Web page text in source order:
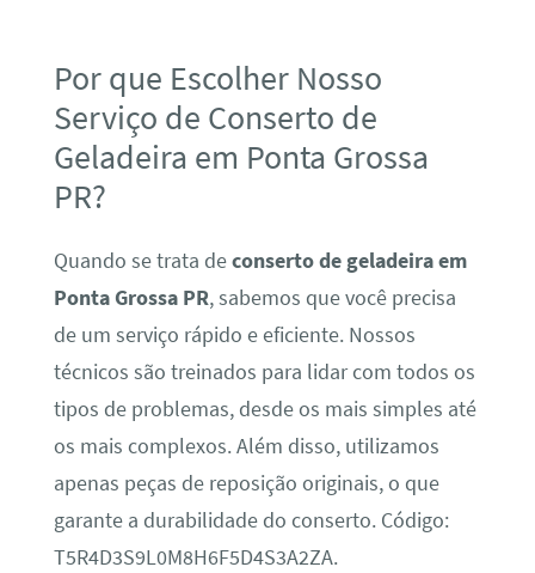
Por que Escolher Nosso
Serviço de Conserto de
Geladeira em Ponta Grossa
PR?
Quando se trata deconserto de geladeira em
Ponta Grossa PR, sabemos que você precisa
de um serviço rápido e eficiente. Nossos
técnicos são treinados para lidar com todos os
tipos de problemas, desde os mais simples até
os mais complexos. Além disso, utilizamos
apenas peças de reposição originais, o que
garante a durabilidade do conserto. Código:
T5R4D3S9L0M8H6F5D4S3A2ZA.